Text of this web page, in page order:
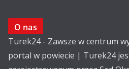
O nas
Turek24 - Zawsze w centrum
portal w powiecie | Turek24